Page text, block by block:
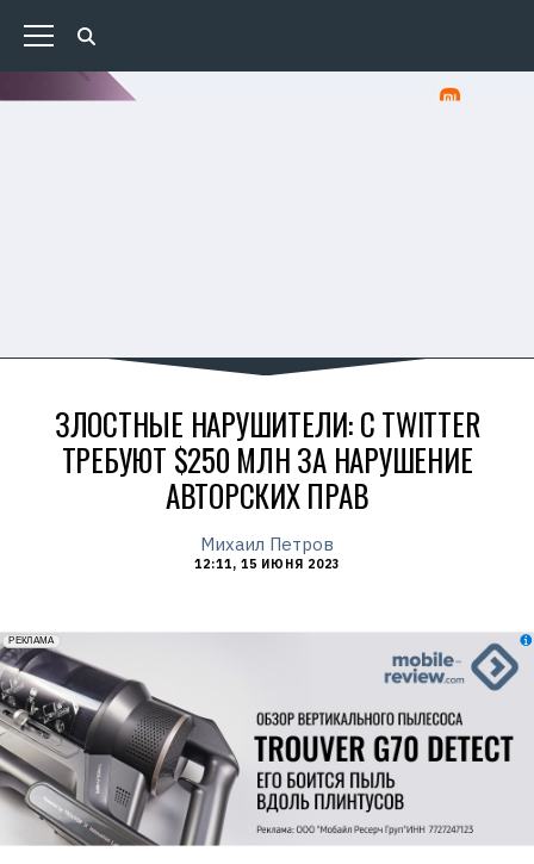
ЗЛОСТНЫЕ НАРУШИТЕЛИ: С TWITTER
ТРЕБУЮТ $250 МЛН ЗА НАРУШЕНИЕ
АВТОРСКИХ ПРАВ
Михаил Петров
12:11, 15 ИЮНЯ 2023
erid: 2VfnxxmNzs5
РЕКЛАМА